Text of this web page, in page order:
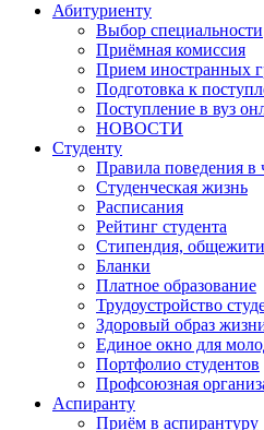
Абитуриенту
Выбор специальности
Приёмная комиссия
Прием иностранных
Подготовка к
Поступление в вуз
НОВОСТИ
Студенту
Правила поведения в
Студенческая жизнь
Расписания
Рейтинг студента
Стипендия,
Бланки
Платное образование
Трудоустройство
Здоровый образ
Единое окно для
Портфолио студентов
Профсоюзная
Аспиранту
Приём в аспирантуру